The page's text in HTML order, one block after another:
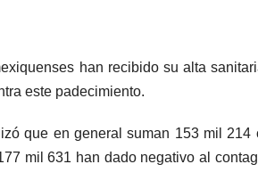
han recibido su alta
este padecimiento.
que en general suman 153 mil 214
mil 631 han dado negativo al